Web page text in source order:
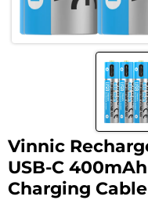
Vinnic
USB-C
Charging Cable